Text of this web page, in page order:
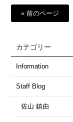
« 前のページ
カテゴリー
Information
Staff Blog
佐山 鎮由